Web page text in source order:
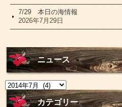
7/29 本日の海情報
2026年7月29日
ニュース
ニ
ュ
ー
カテゴリー